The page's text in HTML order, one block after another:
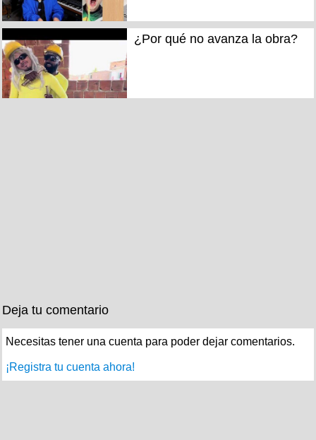
¿Por qué no avanza la obra?
Deja tu comentario
Necesitas tener una cuenta para poder dejar comentarios.
¡Registra tu cuenta ahora!